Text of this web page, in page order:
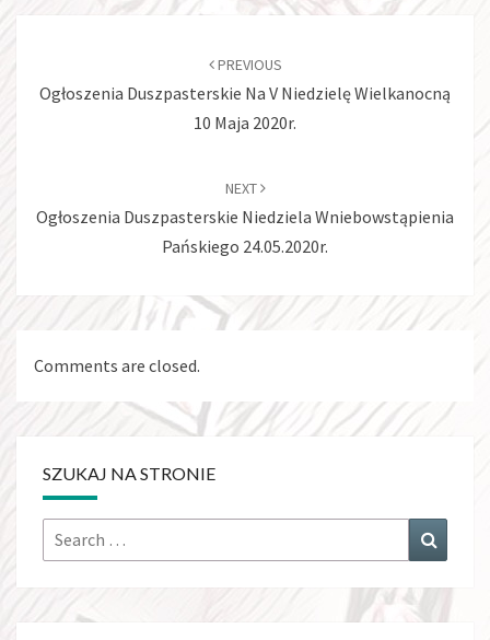
PREVIOUS
Ogłoszenia Duszpasterskie Na V Niedzielę Wielkanocną
10 Maja 2020r.
NEXT
Ogłoszenia Duszpasterskie Niedziela Wniebowstąpienia
Pańskiego 24.05.2020r.
Comments are closed.
SZUKAJ NA STRONIE
Search
for: